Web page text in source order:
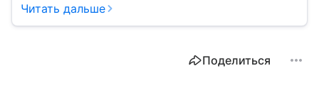
Читать дальше
Поделиться